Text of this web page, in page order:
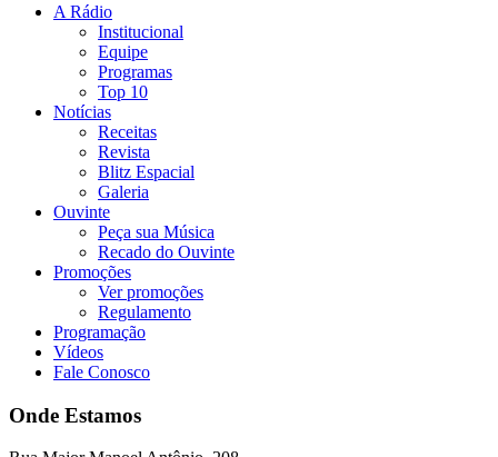
A Rádio
Institucional
Equipe
Programas
Top 10
Notícias
Receitas
Revista
Blitz Espacial
Galeria
Ouvinte
Peça sua Música
Recado do Ouvinte
Promoções
Ver promoções
Regulamento
Programação
Vídeos
Fale Conosco
Onde Estamos